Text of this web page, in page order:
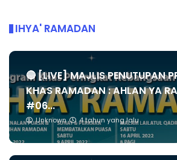
IHYA' RAMADAN
🔴 [LIVE] MAJLIS PENUTUPAN
KHAS RAMADAN : AHLAN YA
#06...
Unknown 4 tahun yang lalu